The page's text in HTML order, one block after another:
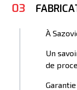
03
À
Un
de